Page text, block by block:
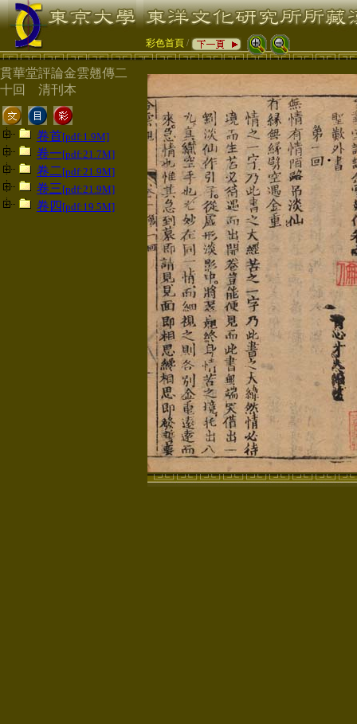
貫華堂評論金雲翹傳二
十回 清刊本
卷首[pdf:1.9M]
卷一[pdf:21.7M]
卷二 [pdf:21.9M]
卷三[pdf:21.9M]
卷四 [pdf:19.5M]
彩色首頁 /